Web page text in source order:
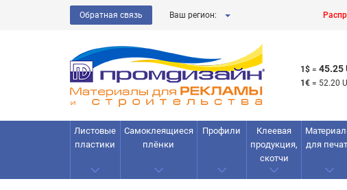
Обратная связь Ваш регион:
1$ = 45.25
1€ = 52.20
Листовые
пластики
Самоклеящиеся
плёнки
Профили
Клеевая
продукция,
скотчи
для